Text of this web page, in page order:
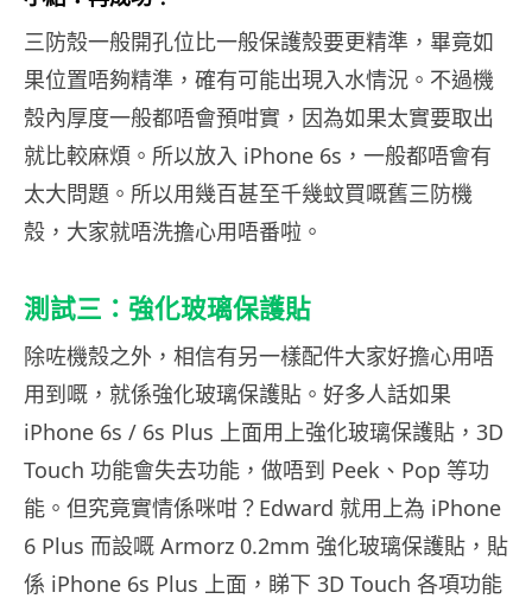
三防殼一般開孔位比一般保護殼要更精準，畢竟如
果位置唔夠精準，確有可能出現入水情況。不過機
殼內厚度一般都唔會預咁實，因為如果太實要取出
就比較麻煩。所以放入 iPhone 6s，一般都唔會有
太大問題。所以用幾百甚至千幾蚊買嘅舊三防機
殼，大家就唔洗擔心用唔番啦。
測試三：強化玻璃保護貼
除咗機殼之外，相信有另一樣配件大家好擔心用唔
用到嘅，就係強化玻璃保護貼。好多人話如果
iPhone 6s / 6s Plus 上面用上強化玻璃保護貼，3D
Touch 功能會失去功能，做唔到 Peek、Pop 等功
能。但究竟實情係咪咁？Edward 就用上為 iPhone
6 Plus 而設嘅 Armorz 0.2mm 強化玻璃保護貼，貼
係 iPhone 6s Plus 上面，睇下 3D Touch 各項功能